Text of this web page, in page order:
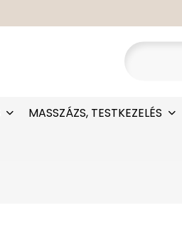
MASSZÁZS, TESTKEZELÉS